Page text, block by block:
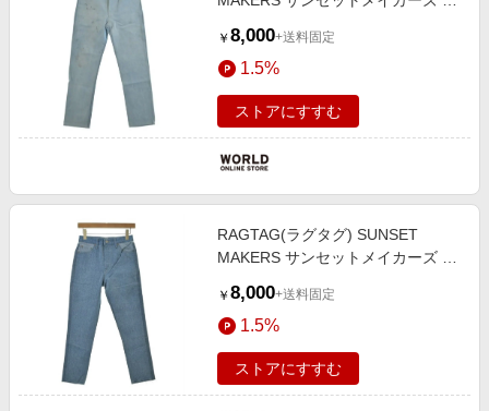
ズ：25(S位)
￥ 8,000+送料固定
1.5%
ストアにすすむ
RAGTAG(ラグタグ) SUNSET
MAKERS サンセットメイカーズ レ
25(S位)
￥ 8,000+送料固定
1.5%
ストアにすすむ